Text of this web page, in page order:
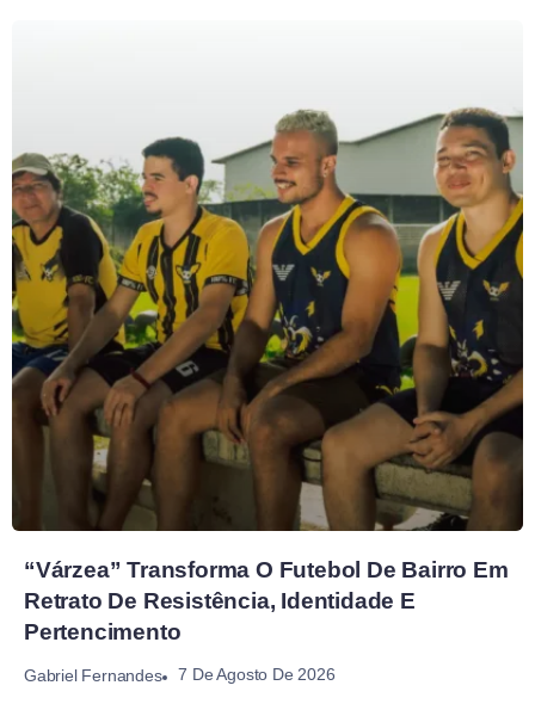
“Várzea” Transforma O Futebol De Bairro Em
Retrato De Resistência, Identidade E
Pertencimento
Gabriel Fernandes 7 De Agosto De 2026